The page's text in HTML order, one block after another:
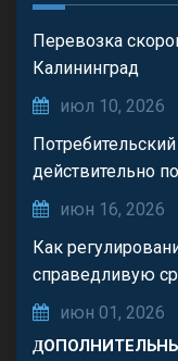
Перевозка
Калининград
июл 10, 2026
действительно
июн 16, 2026
Как
справедливую
июн 01, 2026